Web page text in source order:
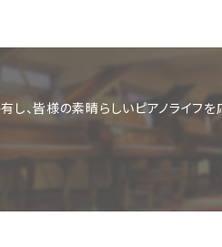
イプ
グランドピアノ
アップライトピアノ
YAMAHA
KAWAI
、皆様の素晴らしいピアノライフを